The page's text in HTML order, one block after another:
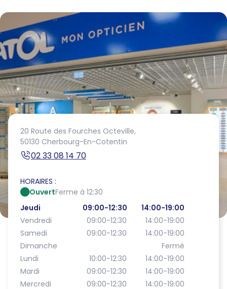
20 Route des Fourches Octeville,
50130 Cherbourg-En-Cotentin
02 33 08 14 70
HORAIRES :
OuvertFerme à 12:30
Jeudi
09:00-12:30
14:00-19:00
Vendredi
09:00-12:30
14:00-19:00
Samedi
09:00-12:30
14:00-19:00
Dimanche
Fermé
Lundi
10:00-12:30
14:00-19:00
Mardi
09:00-12:30
14:00-19:00
Mercredi
09:00-12:30 14:00-19:00